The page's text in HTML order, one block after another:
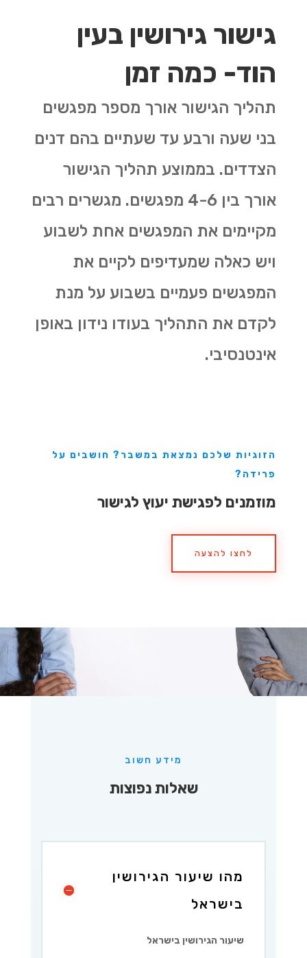
גישור גירושין בעין
הוד- כמה זמן
תהליך הגישור אורך מספר מפגשים
בני שעה ורבע עד שעתיים בהם דנים
הצדדים. בממוצע תהליך הגישור
אורך בין 4-6 מפגשים. מגשרים רבים
מקיימים את המפגשים אחת לשבוע
ויש כאלה שמעדיפים לקיים את
המפגשים פעמיים בשבוע על מנת
לקדם את התהליך בעודו נידון באופן
אינטנסיבי.
הזוגיות שלכם נמצאת במשבר? חושבים על
פרידה?
מוזמנים לפגישת יעוץ לגישור
לחצו להצעה
מידע חשוב
שאלות נפוצות
מהו שיעור הגירושין
בישראל
שיעור הגירושין בישראל